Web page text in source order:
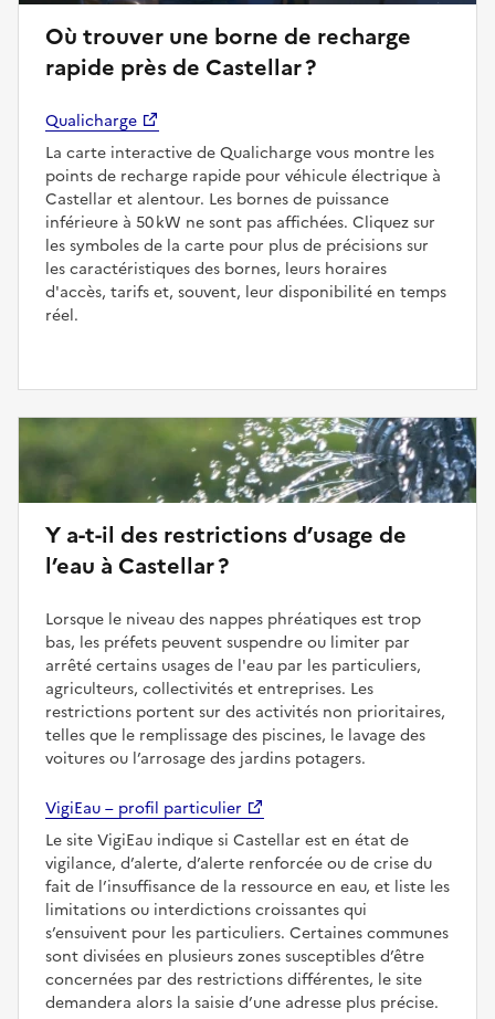
Où trouver une borne de recharge
rapide près de Castellar ?
Qualicharge
La carte interactive de Qualicharge vous montre les
points de recharge rapide pour véhicule électrique à
Castellar et alentour. Les bornes de puissance
inférieure à 50 kW ne sont pas affichées. Cliquez sur
les symboles de la carte pour plus de précisions sur
les caractéristiques des bornes, leurs horaires
d'accès, tarifs et, souvent, leur disponibilité en temps
réel.
Y a-t-il des restrictions d’usage de
l’eau à Castellar ?
Lorsque le niveau des nappes phréatiques est trop
bas, les préfets peuvent suspendre ou limiter par
arrêté certains usages de l'eau par les particuliers,
agriculteurs, collectivités et entreprises. Les
restrictions portent sur des activités non prioritaires,
telles que le remplissage des piscines, le lavage des
voitures ou l’arrosage des jardins potagers.
VigiEau – profil particulier
Le site VigiEau indique si Castellar est en état de
vigilance, d’alerte, d’alerte renforcée ou de crise du
fait de l’insuffisance de la ressource en eau, et liste les
limitations ou interdictions croissantes qui
s’ensuivent pour les particuliers. Certaines communes
sont divisées en plusieurs zones susceptibles d’être
concernées par des restrictions différentes, le site
demandera alors la saisie d’une adresse plus précise.